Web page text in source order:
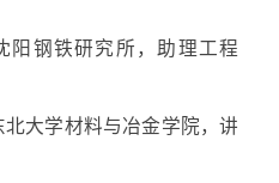
钢铁研究所，助理工程
大学材料与冶金学院，讲